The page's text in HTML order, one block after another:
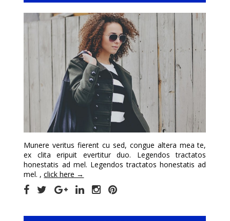
Munere veritus fierent cu sed, congue altera mea te,
ex clita eripuit evertitur duo. Legendos tractatos
honestatis ad mel. Legendos tractatos honestatis ad
mel. ,click here →